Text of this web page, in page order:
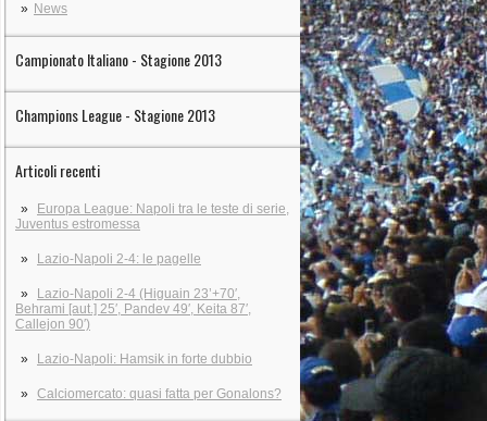
News
Campionato Italiano - Stagione 2013
Champions League - Stagione 2013
Articoli recenti
Europa League: Napoli tra le teste di serie,
Juventus estromessa
Lazio-Napoli 2-4: le pagelle
Lazio-Napoli 2-4 (Higuain 23’+70′,
Behrami [aut.] 25′, Pandev 49′, Keita 87′,
Callejon 90′)
Lazio-Napoli: Hamsik in forte dubbio
Calciomercato: quasi fatta per Gonalons?